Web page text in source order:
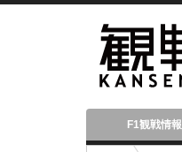
F1観戦情報